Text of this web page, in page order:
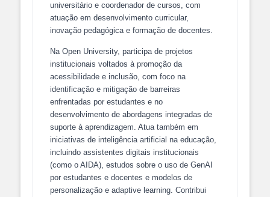
universitário e coordenador de cursos, com
atuação em desenvolvimento curricular,
inovação pedagógica e formação de docentes.
Na Open University, participa de projetos
institucionais voltados à promoção da
acessibilidade e inclusão, com foco na
identificação e mitigação de barreiras
enfrentadas por estudantes e no
desenvolvimento de abordagens integradas de
suporte à aprendizagem. Atua também em
iniciativas de inteligência artificial na educação,
incluindo assistentes digitais institucionais
(como o AIDA), estudos sobre o uso de GenAI
por estudantes e docentes e modelos de
personalização e adaptive learning. Contribui